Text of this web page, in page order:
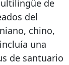
de
del
chino,
una
de santuario